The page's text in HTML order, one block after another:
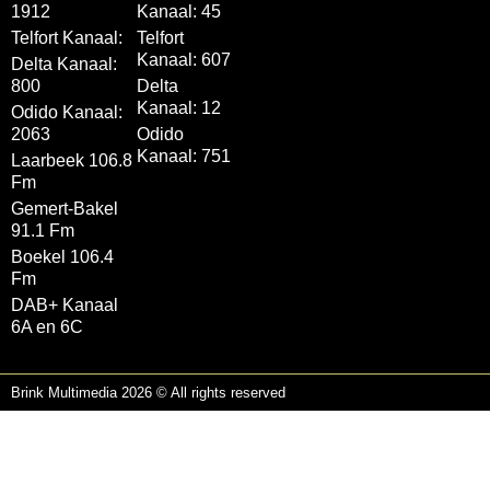
1912
Telfort Kanaal:
Delta Kanaal:
800
Odido Kanaal:
2063
Laarbeek 106.8
Fm
Gemert-Bakel
91.1 Fm
Boekel 106.4
Fm
DAB+ Kanaal
6A en 6C
Kanaal: 45
Telfort
Kanaal: 607
Delta
Kanaal: 12
Odido
Kanaal: 751
Brink Multimedia 2026 © All rights reserved